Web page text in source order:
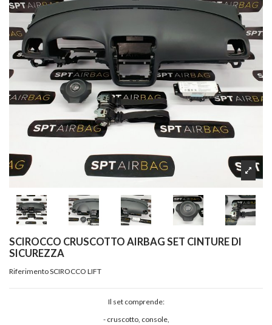
SCIROCCO CRUSCOTTO AIRBAG SET CINTURE DI
SICUREZZA
RiferimentoSCIROCCO LIFT
Il set comprende:
- cruscotto, console,